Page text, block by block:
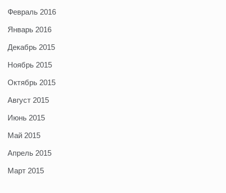
Февраль 2016
Январь 2016
Декабрь 2015
Ноябрь 2015
Октябрь 2015
Август 2015
Июнь 2015
Май 2015
Апрель 2015
Март 2015